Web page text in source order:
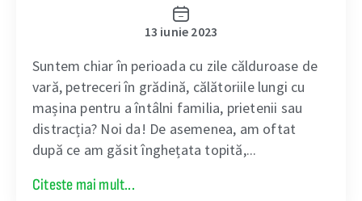
13 iunie 2023
Suntem chiar în perioada cu zile călduroase de
vară, petreceri în grădină, călătoriile lungi cu
mașina pentru a întâlni familia, prietenii sau
distracția? Noi da! De asemenea, am oftat
după ce am găsit înghețata topită,...
Citeste mai mult...